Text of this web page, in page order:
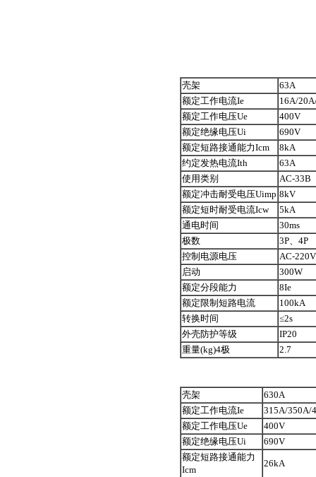
壳架
63A
额定工作电流Ie
16A/
额定工作电压Ue
400V
额定绝缘电压Ui
690V
额定短路接通能力Icm
8kA
约定发热电流Ith
63A
使用类别
AC-33B
额定冲击耐受电压Uimp 8kV
额定短时耐受电流Icw
5kA
通电时间
30ms
极数
3P、4P
控制电源电压
AC-220V
启动
300W
额定分段能力
8Ie
额定限制短路电流
100kA
转换时间
≤2s
外壳防护等级
IP20
重量(kg)4极
2.7
壳架
630A
额定工作电流Ie
315A/350A/
额定工作电压Ue
400V
额定绝缘电压Ui
690V
额定短路接通能力
Icm
26kA